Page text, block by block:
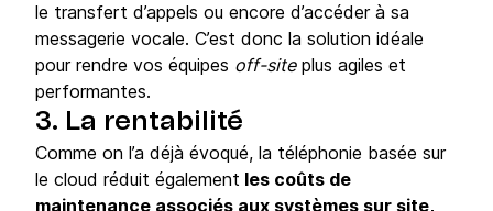
le transfert d’appels ou encore d’accéder à sa
messagerie vocale. C’est donc la solution idéale
pour rendre vos équipes off-siteplus agiles et
performantes.
3. La rentabilité
Comme on l’a déjà évoqué, la téléphonie basée sur
le cloud réduit également les coûts de
maintenance associés aux systèmes sur site,